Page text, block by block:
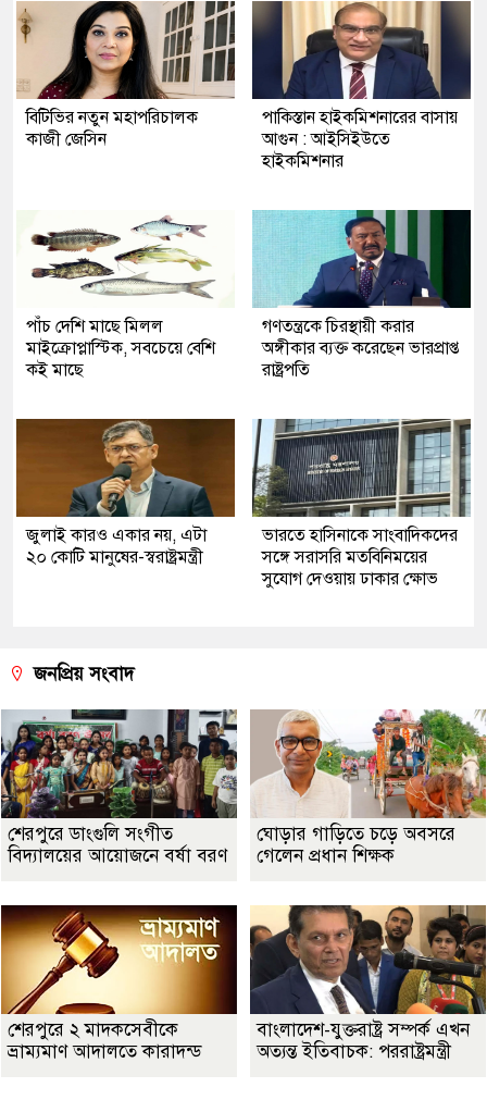
বিটিভির নতুন মহাপরিচালক
কাজী জেসিন
পাকিস্তান হাইকমিশনারের বাসায়
আগুন : আইসিইউতে
হাইকমিশনার
পাঁচ দেশি মাছে মিলল
মাইক্রোপ্লাস্টিক, সবচেয়ে বেশি
কই মাছে
গণতন্ত্রকে চিরস্থায়ী করার
অঙ্গীকার ব্যক্ত করেছেন ভারপ্রাপ্ত
রাষ্ট্রপতি
জুলাই কারও একার নয়, এটা
২০ কোটি মানুষের-স্বরাষ্ট্রমন্ত্রী
ভারতে হাসিনাকে সাংবাদিকদের
সঙ্গে সরাসরি মতবিনিময়ের
সুযোগ দেওয়ায় ঢাকার ক্ষোভ
জনপ্রিয় সংবাদ
শেরপুরে ডাংগুলি সংগীত
বিদ্যালয়ের আয়োজনে বর্ষা বরণ
ঘোড়ার গাড়িতে চড়ে অবসরে
গেলেন প্রধান শিক্ষক
শেরপুরে ২ মাদকসেবীকে
ভ্রাম্যমাণ আদালতে কারাদন্ড
বাংলাদেশ-যুক্তরাষ্ট্র সম্পর্ক এখন
অত্যন্ত ইতিবাচক: পররাষ্ট্রমন্ত্রী